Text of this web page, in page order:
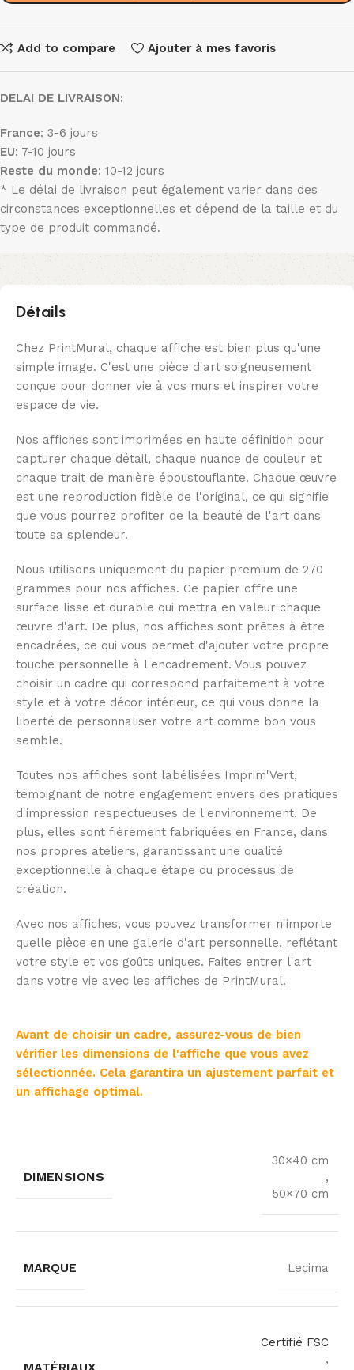
Add to compare Ajouter à mes favoris
DELAI DE LIVRAISON:
France: 3-6 jours
EU: 7-10 jours
Reste du monde: 10-12 jours
* Le délai de livraison peut également varier dans des
circonstances exceptionnelles et dépend de la taille et du
type de produit commandé.
Détails
Chez PrintMural, chaque affiche est bien plus qu'une
simple image. C'est une pièce d'art soigneusement
conçue pour donner vie à vos murs et inspirer votre
espace de vie.
Nos affiches sont imprimées en haute définition pour
capturer chaque détail, chaque nuance de couleur et
chaque trait de manière époustouflante. Chaque œuvre
est une reproduction fidèle de l'original, ce qui signifie
que vous pourrez profiter de la beauté de l'art dans
toute sa splendeur.
Nous utilisons uniquement du papier premium de 270
grammes pour nos affiches. Ce papier offre une
surface lisse et durable qui mettra en valeur chaque
œuvre d'art. De plus, nos affiches sont prêtes à être
encadrées, ce qui vous permet d'ajouter votre propre
touche personnelle à l'encadrement. Vous pouvez
choisir un cadre qui correspond parfaitement à votre
style et à votre décor intérieur, ce qui vous donne la
liberté de personnaliser votre art comme bon vous
semble.
Toutes nos affiches sont labélisées Imprim'Vert,
témoignant de notre engagement envers des pratiques
d'impression respectueuses de l'environnement. De
plus, elles sont fièrement fabriquées en France, dans
nos propres ateliers, garantissant une qualité
exceptionnelle à chaque étape du processus de
création.
Avec nos affiches, vous pouvez transformer n'importe
quelle pièce en une galerie d'art personnelle, reflétant
votre style et vos goûts uniques. Faites entrer l'art
dans votre vie avec les affiches de PrintMural.
Avant de choisir un cadre, assurez-vous de bien
vérifier les dimensions de l'affiche que vous avez
sélectionnée. Cela garantira un ajustement parfait et
un affichage optimal.
DIMENSIONS
30×40 cm
,
50×70 cm
MARQUE Lecima
Certifié FSC
,